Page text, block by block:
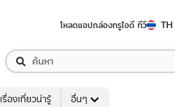
โหลดแอปกล่องทรูไอดี ทีวี TH
เรื่องเที่ยวน่ารู้ อื่นๆ